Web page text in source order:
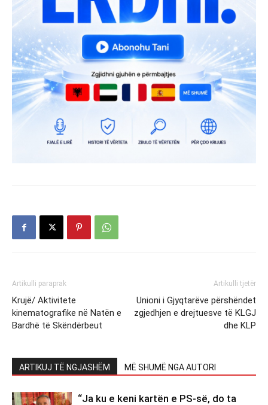
Artikulli paraprak
Krujë/ Aktivitete
kinematografike në Natën e
Bardhë të Skëndërbeut
Artikulli tjetër
Unioni i Gjyqtarëve përshëndet
zgjedhjen e drejtuesve të KLGJ
dhe KLP
ARTIKUJ TË NGJASHËM MË SHUMË NGA AUTORI
“Ja ku e keni kartën e PS-së, do ta